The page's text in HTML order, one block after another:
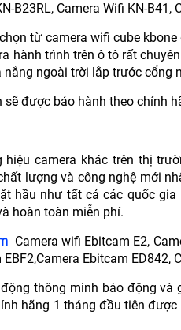
B23RL, Camera Wifi KN-
từ camera wifi cube
hành trình trên ô tô rất
ngoài trời lắp trước cổng
được bảo hành theo chính
camera khác trên thị
lượng và công nghệ mới
hầu như tất cả các quốc
hoàn toàn miễn phí.
Camera wifi Ebitcam E2,
Ebitcam ED842,
thông minh báo động
hãng 1 tháng đầu tiên